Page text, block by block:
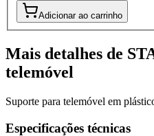
Adicionar ao carrinho
Mais detalhes de
telemóvel
Suporte para telemóvel em
Especificações técnicas